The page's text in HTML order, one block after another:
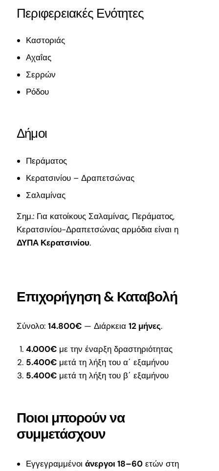
Περιφερειακές Ενότητες
Καστοριάς
Αχαΐας
Σερρών
Ρόδου
Δήμοι
Περάματος
Κερατσινίου – Δραπετσώνας
Σαλαμίνας
Σημ.: Για κατοίκους Σαλαμίνας, Περάματος,
Κερατσινίου-Δραπετσώνας αρμόδια είναι η
ΔΥΠΑ Κερατσινίου.
Επιχορήγηση & Καταβολή
Σύνολο: 14.800€ — Διάρκεια 12 μήνες.
4.000€ με την έναρξη δραστηριότητας
5.400€ μετά τη λήξη του α΄ εξαμήνου
5.400€ μετά τη λήξη του β΄ εξαμήνου
Ποιοι μπορούν να
συμμετάσχουν
Εγγεγραμμένοιάνεργοι 18–60 ετών στη